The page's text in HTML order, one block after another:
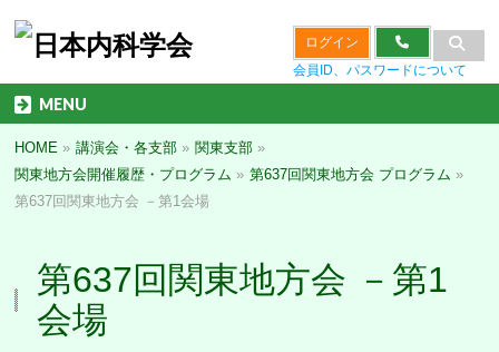
ログイン
会員ID、パスワードについて
MENU
HOME » 講演会・各支部 » 関東支部 »
関東地方会開催履歴・プログラム » 第637回関東地方会 プログラム »
第637回関東地方会 －第1会場
第637回関東地方会 －第1
会場